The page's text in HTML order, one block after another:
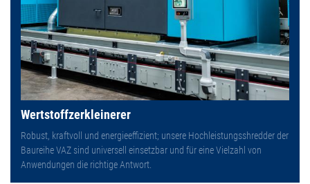
Wertstoffzerkleinerer
Robust, kraftvoll und energieeffizient; unsere Hochleistungsshredder der
Baureihe VAZ sind universell einsetzbar und für eine Vielzahl von
Anwendungen die richtige Antwort.